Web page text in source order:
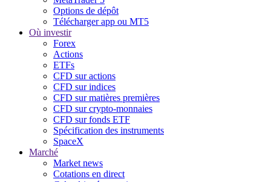
Options de dépôt
Télécharger app ou MT5
Où investir
Forex
Actions
ETFs
CFD sur actions
CFD sur indices
CFD sur matières premières
CFD sur crypto-monnaies
CFD sur fonds ETF
Spécification des instruments
SpaceX
Marché
Market news
Cotations en direct